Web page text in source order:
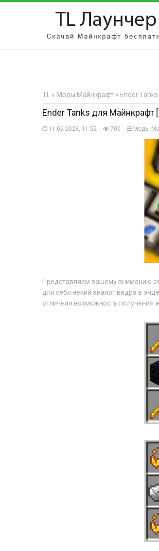
АВТОРИЗАЦИЯ НА САЙТЕ
TL » Моды Майнкрафт » Ender
Ender Tanks для Майнкрафт
11-02-2023, 11:52 700 Моды
Представляем вашему вниманию
для себя некий аналог ведра в
отличная возможность получения